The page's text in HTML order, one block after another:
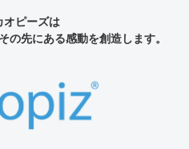
オピーズは
の先にある感動を創造します。